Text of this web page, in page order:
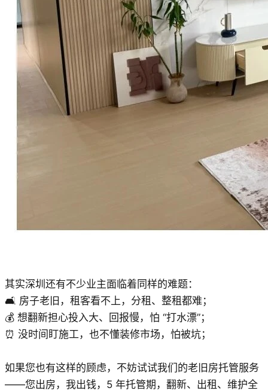
其实深圳还有不少业主面临着同样的难题：​
🛋️ 房子老旧，租客看不上，分租、整租都难；​
💰 想翻新担心投入大、回报慢，怕 “打水漂”；​
⏰ 没时间盯施工，也不懂装修市场，怕被坑；
如果您也有这样的顾虑，不妨试试我们的老旧房托管服务
——您出房，我出钱，5 年托管期，翻新、出租、维护全